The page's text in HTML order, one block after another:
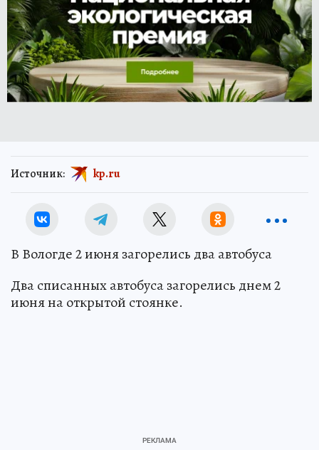
Источник: kp.ru
В Вологде 2 июня загорелись два автобуса
Два списанных автобуса загорелись днем 2
июня на открытой стоянке.